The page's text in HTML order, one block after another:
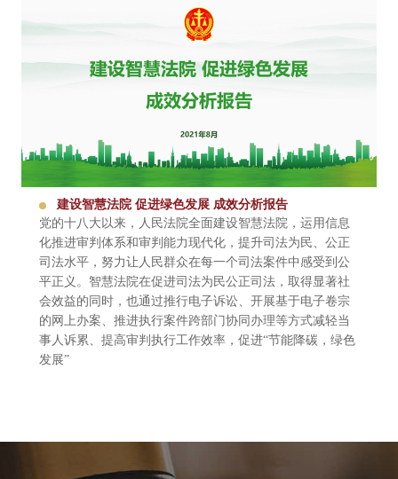
建设智慧法院 促进绿色发展 成效分析报告
党的十八大以来，人民法院全面建设智慧法院，运用信息
化推进审判体系和审判能力现代化，提升司法为民、公正
司法水平，努力让人民群众在每一个司法案件中感受到公
平正义。智慧法院在促进司法为民公正司法，取得显著社
会效益的同时，也通过推行电子诉讼、开展基于电子卷宗
的网上办案、推进执行案件跨部门协同办理等方式减轻当
事人诉累、提高审判执行工作效率，促进“节能降碳，绿色
发展”